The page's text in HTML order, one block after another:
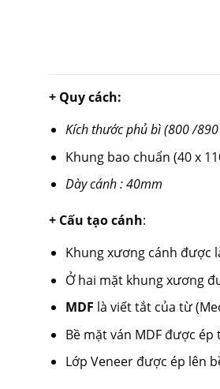
+ Quy cách:
Kích thước phủ bì (800 /
Khung bao chuẩn (40 x
Dày cánh : 40mm
+ Cấu tạo cánh:
Khung xương cánh được
Ở hai mặt khung xương
MDF là viết tắt của từ
Bề mặt ván MDF được
Lớp Veneer được ép lên